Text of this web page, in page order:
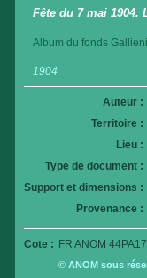
Fête du 7 mai 1904.
Album du fonds
1904
Auteur :
Territoire :
Lieu :
Type de document :
Support et dimensions :
Provenance :
Cote : FR ANOM
© ANOM sous